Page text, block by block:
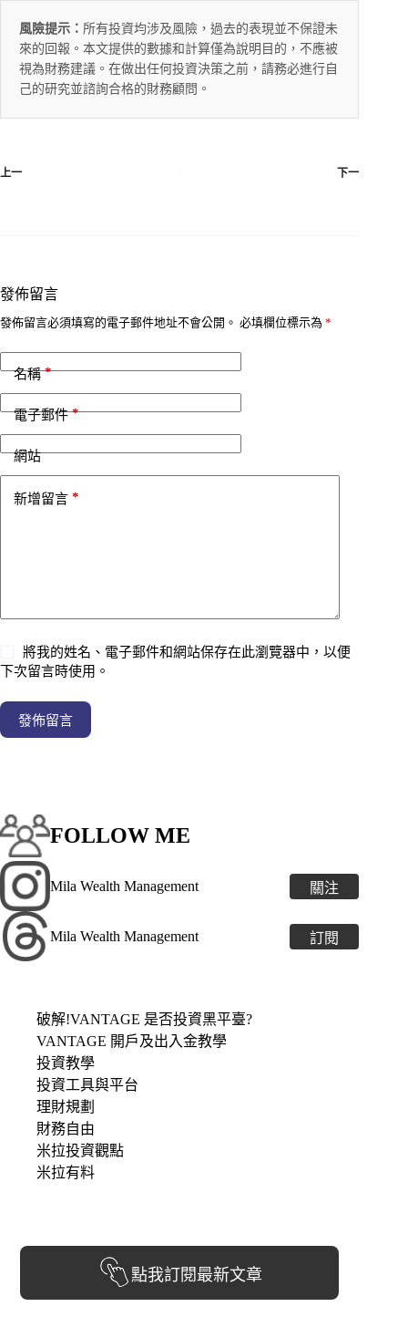
風險提示： 所有投資均涉及風險，過去的表現並不保證未
來的回報。本文提供的數據和計算僅為說明目的，不應被
視為財務建議。在做出任何投資決策之前，請務必進行自
己的研究並諮詢合格的財務顧問。
上一 下一
發佈留言
發佈留言必須填寫的電子郵件地址不會公開。 必填欄位標示為 *
名稱*
電子郵件*
網站
新增留言 *
將我的姓名、電子郵件和網站保存在此瀏覽器中，以便
下次留言時使用。
發佈留言
FOLLOW ME
Mila Wealth Management 關注
Mila Wealth Management 訂閱
破解!VANTAGE 是否投資黑平臺?
VANTAGE 開戶及出入金教學
投資教學
投資工具與平台
理財規劃
財務自由
米拉投資觀點
米拉有料
點我訂閱最新文章